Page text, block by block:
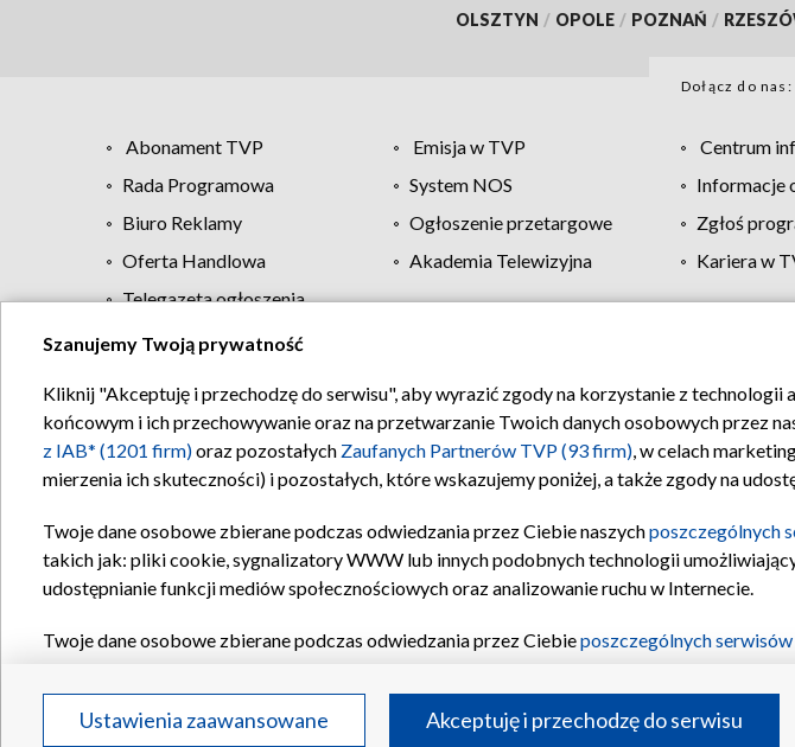
OLSZTYN / OPOLE / POZNAŃ /
Dołącz do nas:
Abonament TVP Emisja w TVP Centrum
Rada Programowa
System NOS Informacje
Biuro Reklamy
Ogłoszenie przetargowe Zgłoś
Oferta Handlowa
Akademia Telewizyjna Kariera w
Telegazeta ogłoszenia
Regulamin TVP Polityka prywatności
Szanujemy Twoją prywatność
Kliknij "Akceptuję i przechodzę do serwisu", aby wyrazić zgody na korzystanie z
końcowym i ich przechowywanie oraz na przetwarzanie Twoich danych osobowych przez
z IAB* (1201 firm)oraz pozostałych Zaufanych Partnerów TVP (93 firm), w celach
mierzenia ich skuteczności) i pozostałych, które wskazujemy poniżej, a także zgody na
Twoje dane osobowe zbierane podczas odwiedzania przez Ciebie naszychposzczególnych
takich jak: pliki cookie, sygnalizatory WWW lub innych podobnych technologii
udostępnianie funkcji mediów społecznościowych oraz analizowanie ruchu w Internecie.
Twoje dane osobowe zbierane podczas odwiedzania przez Ciebieposzczególnych serwisów
Partnerów TVPdla realizacji następujących celów i funkcji: przechowywania informacji na
reklam, tworzenia profilu spersonalizowanych reklam, tworzenia profilu
Ustawienia zaawansowane Akceptuję i przechodzę do serwisu